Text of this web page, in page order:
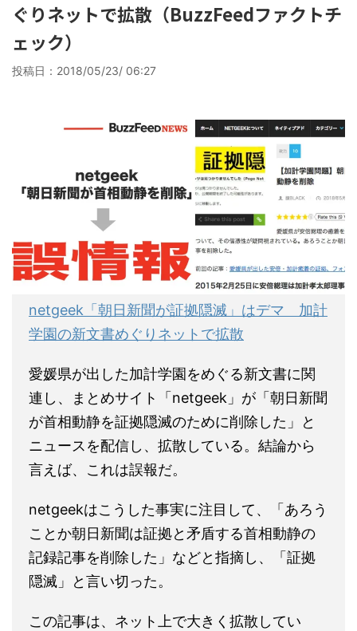
ぐりネットで拡散（BuzzFeedファクトチ
ェック）
投稿日： 2018/05/23/ 06:27
netgeek「朝日新聞が証拠隠滅」はデマ 加計
学園の新文書めぐりネットで拡散
愛媛県が出した加計学園をめぐる新文書に関
連し、まとめサイト「netgeek」が「朝日新聞
が首相動静を証拠隠滅のために削除した」と
ニュースを配信し、拡散している。結論から
言えば、これは誤報だ。
netgeekはこうした事実に注目して、「あろう
ことか朝日新聞は証拠と矛盾する首相動静の
記録記事を削除した」などと指摘し、「証拠
隠滅」と言い切った。
この記事は、ネット上で大きく拡散してい